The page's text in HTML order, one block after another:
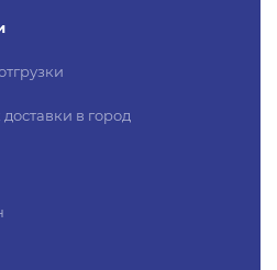
доставки в город